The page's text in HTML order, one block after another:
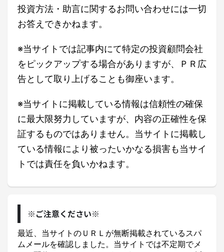
投資方法・助言に関するお問い合わせには一切
お答えできかねます。
※当サイトでは記事内にて特定の投資顧問会社
をピックアップする場合がありますが、ＰＲ広
告として取り上げることも御座います。
※当サイトに掲載している情報は信頼性の確保
に最大限努力していますが、内容の正確性を保
証するものではありません。当サイトに掲載し
ている情報により被ったいかなる損害も当サイ
トでは責任を負いかねます。
※ご注意ください※
最近、当サイトのＵＲＬが無断掲載されているスパ
ムメールを確認しました。当サイトでは不定期でメ